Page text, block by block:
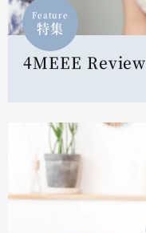
Feature
特集
4MEEE Review